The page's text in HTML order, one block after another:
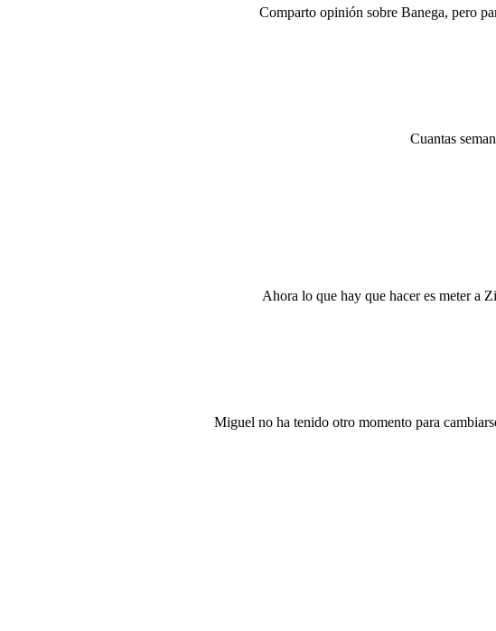
Comparto opinión sobre Banega, pero
Cuantas
Ahora lo que hay que hacer es meter a
Miguel no ha tenido otro momento para